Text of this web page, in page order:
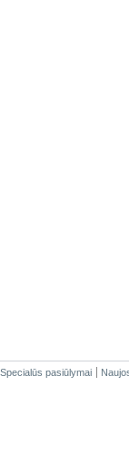
Specialūs pasiūlymai